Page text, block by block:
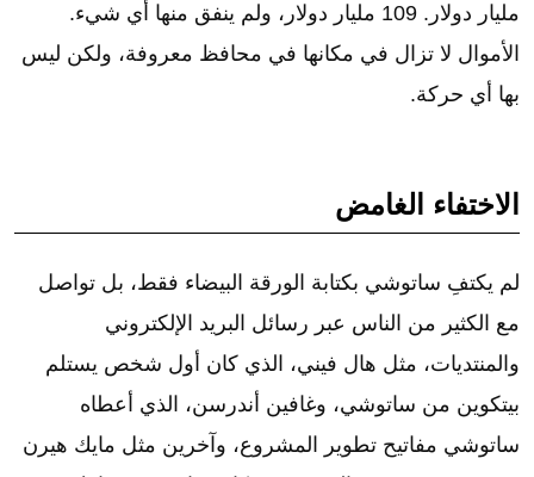
مليار دولار. 109 مليار دولار، ولم ينفق منها أي شيء.
الأموال لا تزال في مكانها في محافظ معروفة، ولكن ليس
بها أي حركة.
الاختفاء الغامض
لم يكتفِ ساتوشي بكتابة الورقة البيضاء فقط، بل تواصل
مع الكثير من الناس عبر رسائل البريد الإلكتروني
والمنتديات، مثل هال فيني، الذي كان أول شخص يستلم
بيتكوين من ساتوشي، وغافين أندرسن، الذي أعطاه
ساتوشي مفاتيح تطوير المشروع، وآخرين مثل مايك هيرن